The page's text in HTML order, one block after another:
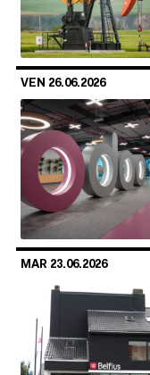
VEN 26.06.2026
MAR 23.06.2026